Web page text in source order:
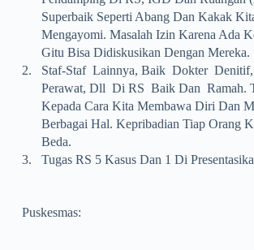
Superbaik Seperti Abang Dan Kakak
Mengayomi. Masalah Izin Karena Ada
Gitu Bisa Didiskusikan Dengan Mereka.
2.
Staf-Staf Lainnya, Baik Dokter Denitif,
Perawat, Dll Di RS Baik Dan Ramah.
Kepada Cara Kita Membawa Diri Dan
Berbagai Hal. Kepribadian Tiap Orang
Beda.
3.
Tugas RS 5 Kasus Dan 1 Di
Puskesmas: